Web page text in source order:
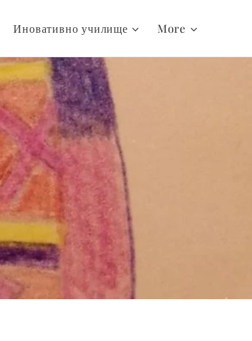
Иновативно училище More